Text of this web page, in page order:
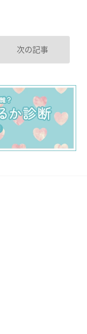
次の記事